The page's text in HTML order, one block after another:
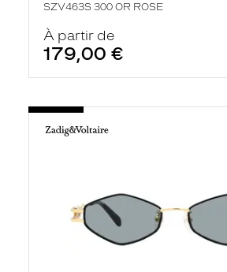
SZV463S 300 OR ROSE
À partir de
179,00 €